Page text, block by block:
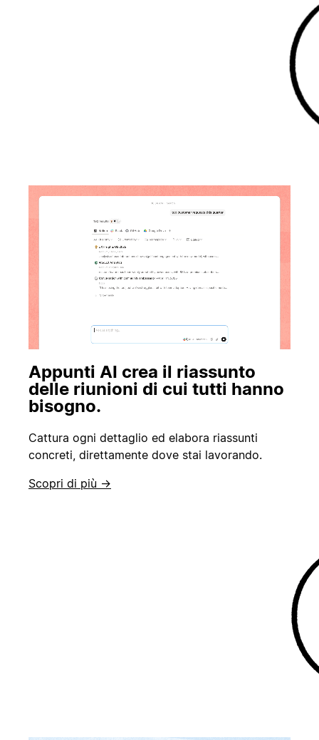
Appunti AI crea il riassunto
delle riunioni di cui tutti hanno
bisogno.
Cattura ogni dettaglio ed elabora riassunti
concreti, direttamente dove stai lavorando.
Scopri di più →